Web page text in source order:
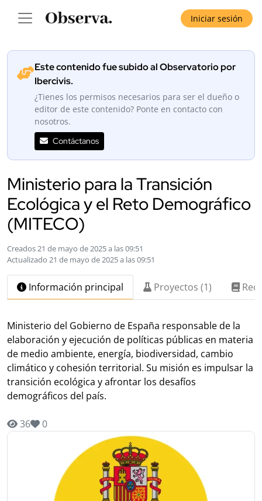
Iniciar sesión
Este contenido fue subido al Observatorio por
Ibercivis.
¿Tienes los permisos necesarios para ser el dueño o
editor de este contenido? Ponte en contacto con
nosotros.
Contáctanos
Ministerio para la Transición
Ecológica y el Reto Demográfico
(MITECO)
Creados 21 de mayo de 2025 a las 09:51
Actualizado 21 de mayo de 2025 a las 09:51
Información principal Proyectos (1)
Ministerio del Gobierno de España responsable de la
elaboración y ejecución de políticas públicas en materia
de medio ambiente, energía, biodiversidad, cambio
climático y cohesión territorial. Su misión es impulsar la
transición ecológica y afrontar los desafíos
demográficos del país.
36 0